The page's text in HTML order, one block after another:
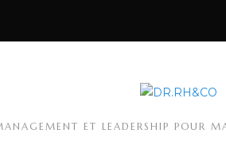
ET LEADERSHIP POUR